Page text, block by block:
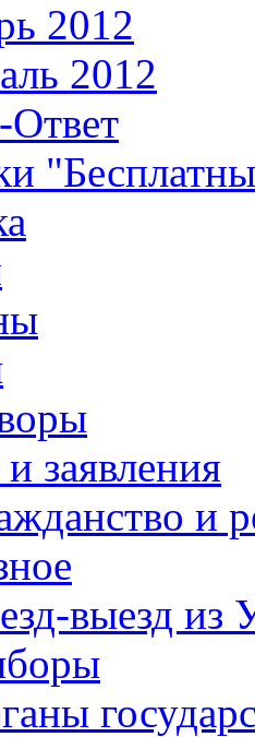
2012
2012
заявления
и
выезд из